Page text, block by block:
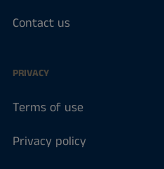
Contact us
PRIVACY
Terms of use
Privacy policy